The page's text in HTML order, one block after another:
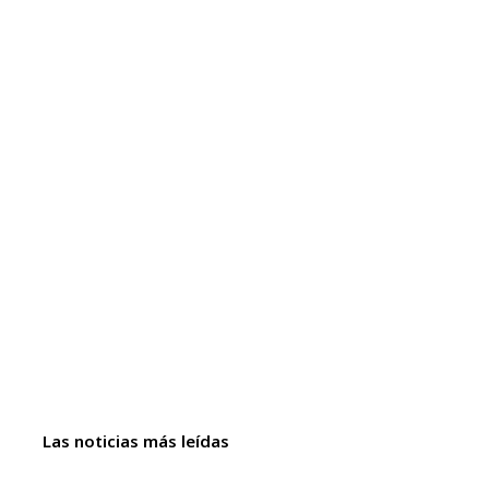
Las noticias más leídas